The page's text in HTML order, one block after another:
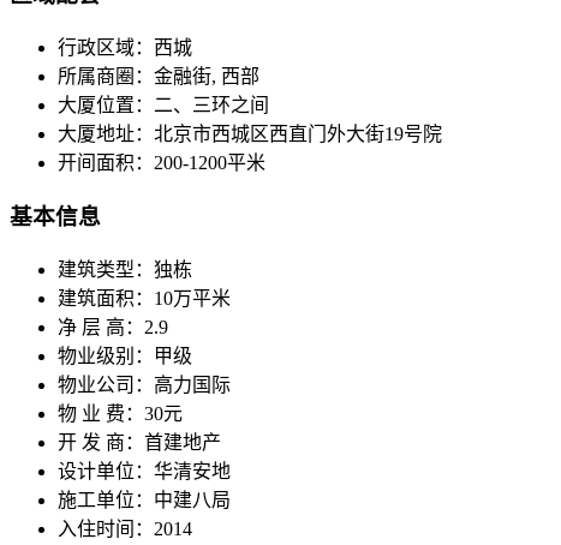
行政区域： 西城
所属商圈： 金融街, 西部
大厦位置： 二、三环之间
大厦地址： 北京市西城区西直门外大街19号院
开间面积： 200-1200平米
基本信息
建筑类型： 独栋
建筑面积： 10万平米
净 层 高： 2.9
物业级别：
甲级
物业公司： 高力国际
物 业 费： 30元
开 发 商： 首建地产
设计单位： 华清安地
施工单位： 中建八局
入住时间： 2014